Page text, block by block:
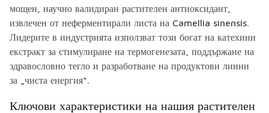
мощен, научно валидиран растителен антиоксидант,
извлечен от неферментирали листа на Camellia sinensis.
Лидерите в индустрията използват този богат на катехини
екстракт за стимулиране на термогенезата, поддържане на
здравословно тегло и разработване на продуктови линии
за „чиста енергия“.
Ключови характеристики на нашия растителен